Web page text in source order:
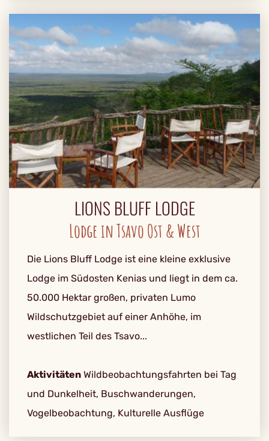
LIONS BLUFF LODGE
Lodge in Tsavo Ost & West
Die Lions Bluff Lodge ist eine kleine exklusive
Lodge im Südosten Kenias und liegt in dem ca.
50.000 Hektar großen, privaten Lumo
Wildschutzgebiet auf einer Anhöhe, im
westlichen Teil des Tsavo...
Aktivitäten Wildbeobachtungsfahrten bei Tag
und Dunkelheit, Buschwanderungen,
Vogelbeobachtung, Kulturelle Ausflüge